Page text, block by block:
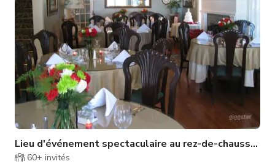
Lieu d'événement spectaculaire au rez-de-chaussée
60+ invités